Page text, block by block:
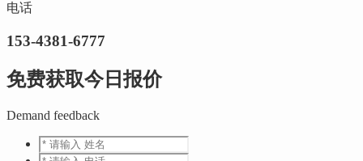
电话
153-4381-6777
免费获取今日报价
Demand feedback